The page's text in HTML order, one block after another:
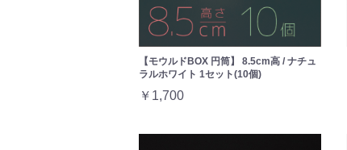
【モウルドBOX 円筒】 8.5cm高 / ナチュ
ラルホワイト 1セット(10個)
￥1,700